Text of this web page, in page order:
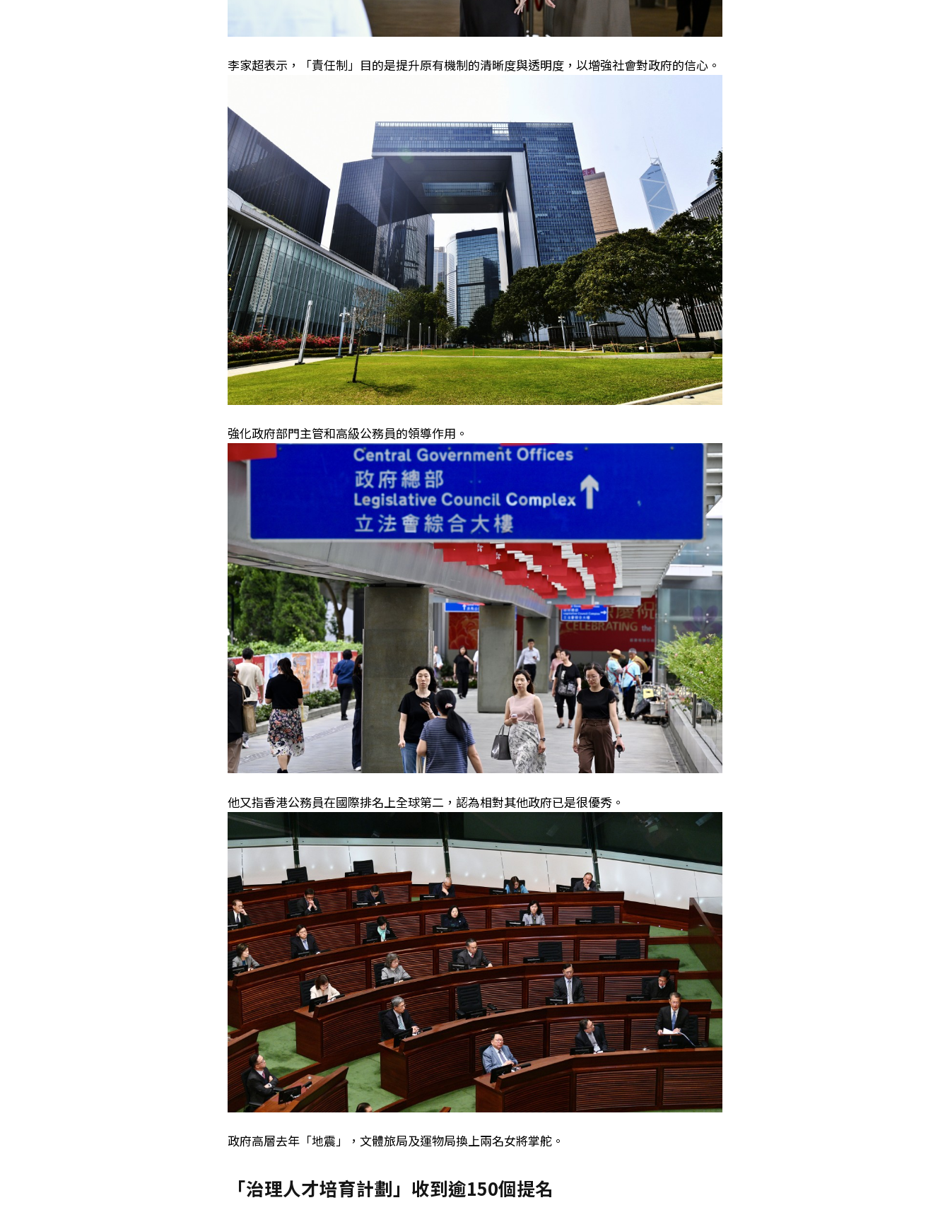
李家超表示，「責任制」目的是提升原有機制的清晰度與透明度，以增強社會對政府的信心。
強化政府部門主管和高級公務員的領導作用。
他又指香港公務員在國際排名上全球第二，認為相對其他政府已是很優秀。
政府高層去年「地震」，文體旅局及運物局換上兩名女將掌舵。
「治理人才培育計劃」收到逾150個提名